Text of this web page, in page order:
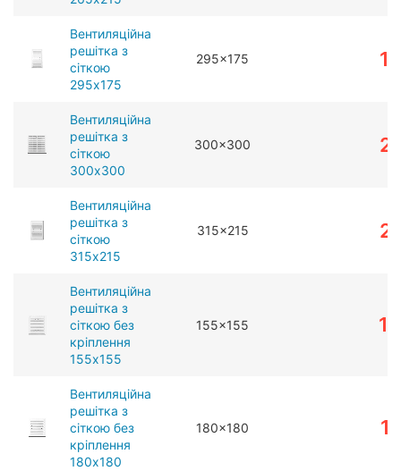
Вентиляційна
решітка з
сіткою
295x175
295x175
Вентиляційна
решітка з
сіткою
300x300
300x300
Вентиляційна
решітка з
сіткою
315x215
315x215
Вентиляційна
решітка з
сіткою без
кріплення
155x155
155x155
Вентиляційна
решітка з
сіткою без
кріплення
180x180
180x180